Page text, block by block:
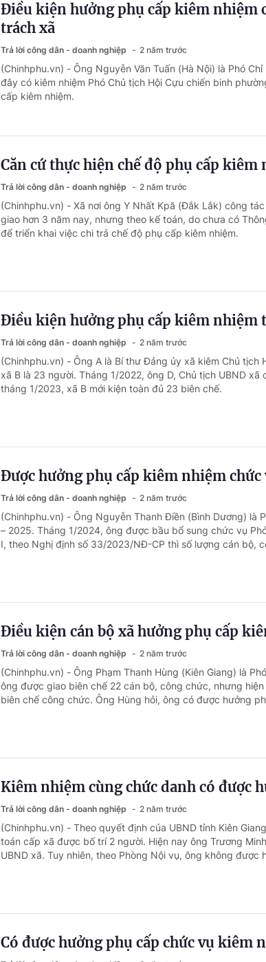
Điều kiện hưởng phụ cấp kiêm nhiệm
trách xã
Trả lời công dân - doanh nghiệp 2 năm trước
(Chinhphu.vn) - Ông Nguyễn Văn Tuấn (Hà Nội) là Phó
đây có kiêm nhiệm Phó Chủ tịch Hội Cựu chiến binh
cấp kiêm nhiệm.
Căn cứ thực hiện chế độ phụ cấp kiêm
Trả lời công dân - doanh nghiệp 2 năm trước
(Chinhphu.vn) - Xã nơi ông Y Nhất Kpă (Đắk Lắk) công
giao hơn 3 năm nay, nhưng theo kế toán, do chưa có
để triển khai việc chi trả chế độ phụ cấp kiêm nhiệm.
Điều kiện hưởng phụ cấp kiêm nhiệm
Trả lời công dân - doanh nghiệp 2 năm trước
(Chinhphu.vn) - Ông A là Bí thư Đảng ủy xã kiêm Chủ tịch
xã B là 23 người. Tháng 1/2022, ông D, Chủ tịch UBND
tháng 1/2023, xã B mới kiện toàn đủ 23 biên chế.
Được hưởng phụ cấp kiêm nhiệm chức
Trả lời công dân - doanh nghiệp 2 năm trước
(Chinhphu.vn) - Ông Nguyễn Thanh Điền (Bình Dương) là
– 2025. Tháng 1/2024, ông được bầu bổ sung chức vụ
I, theo Nghị định số 33/2023/NĐ-CP thì số lượng cán bộ,
Điều kiện cán bộ xã hưởng phụ cấp
Trả lời công dân - doanh nghiệp 2 năm trước
(Chinhphu.vn) - Ông Phạm Thanh Hùng (Kiên Giang) là
ông được giao biên chế 22 cán bộ, công chức, nhưng
biên chế công chức. Ông Hùng hỏi, ông có được hưởng
Kiêm nhiệm cùng chức danh có được
Trả lời công dân - doanh nghiệp 2 năm trước
(Chinhphu.vn) - Theo quyết định của UBND tỉnh Kiên
toán cấp xã được bố trí 2 người. Hiện nay ông Trương
UBND xã. Tuy nhiên, theo Phòng Nội vụ, ông không được
Có được hưởng phụ cấp chức vụ kiêm